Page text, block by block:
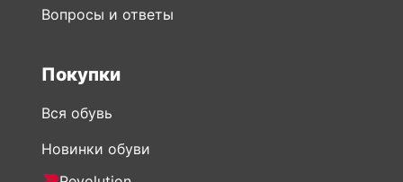
Вопросы и ответы
Покупки
Вся обувь
Новинки обуви